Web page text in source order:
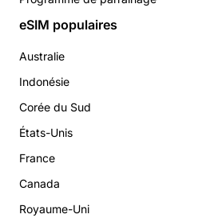
eSIM populaires
Australie
Indonésie
Corée du Sud
États-Unis
France
Canada
Royaume-Uni